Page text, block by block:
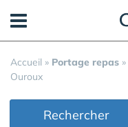
Accueil » Portage repas »
Ouroux
Rechercher